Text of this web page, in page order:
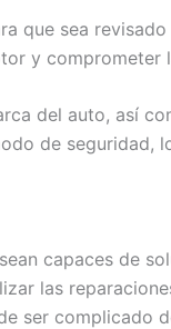
que sea
y comprometer
del auto, así
de seguridad,
capaces de
las
ser complicado